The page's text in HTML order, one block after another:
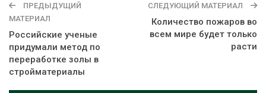
ПРЕДЫДУЩИЙ
МАТЕРИАЛ
Российские ученые
придумали метод по
переработке золы в
стройматериалы
СЛЕДУЮЩИЙ МАТЕРИАЛ
Количество пожаров во
всем мире будет только
расти